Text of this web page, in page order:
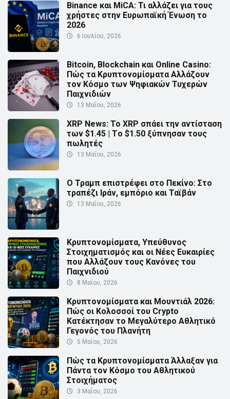
Binance και MiCA: Τι αλλάζει για τους
χρήστες στην Ευρωπαϊκή Ένωση το
2026
6 Ιουλίου, 2026
Bitcoin, Blockchain και Online Casino:
Πώς τα Κρυπτονομίσματα Αλλάζουν
τον Κόσμο των Ψηφιακών Τυχερών
Παιχνιδιών
13 Μαΐου, 2026
XRP News: Το XRP σπάει την αντίσταση
των $1.45 | Τo $1.50 ξύπνησαν τους
πωλητές
13 Μαΐου, 2026
Ο Τραμπ επιστρέφει στο Πεκίνο: Στο
τραπέζι Ιράν, εμπόριο και Ταϊβάν
13 Μαΐου, 2026
Κρυπτονομίσματα, Υπεύθυνος
Στοιχηματισμός και οι Νέες Ευκαιρίες
που Αλλάζουν τους Κανόνες του
Παιχνιδιού
8 Μαΐου, 2026
Κρυπτονομίσματα και Μουντιάλ 2026:
Πώς οι Κολοσσοί του Crypto
Κατέκτησαν το Μεγαλύτερο Αθλητικό
Γεγονός του Πλανήτη
5 Μαΐου, 2026
Πώς τα Κρυπτονομίσματα Άλλαξαν για
Πάντα τον Κόσμο του Αθλητικού
Στοιχήματος
3 Μαΐου, 2026